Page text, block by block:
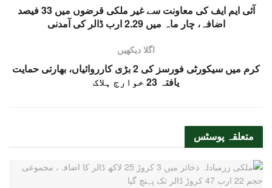
آئی ایم ایف کی معاونت سے غیر ملکی قرضوں میں 33 فیصد
اضافہ، چار ماہ میں 2.29 ارب ڈالر کی آمدنی
اگلا دیکھیں
کرم میں سیکورٹی فورسز کی 2 بڑی کارروائیاں، بھارتی حمایت
یافتہ 23 خوارج ہلاک
متعلقہ پوسٹس